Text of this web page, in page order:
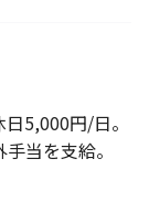
5,000円/日。
当を支給。